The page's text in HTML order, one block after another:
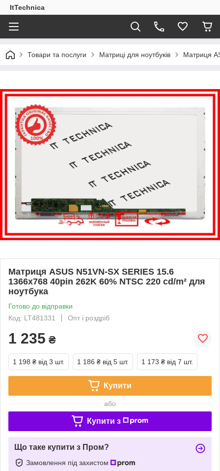
ItTechnica
Товари та послуги Матриці для ноутбуків Матриця
Матриця ASUS N51VN-SX SERIES 15.6
1366x768 40pin 262K 60% NTSC 220 cd/m² для
ноутбука
Готово до відправки
Код: LT481331
Опт і роздріб
1 235 ₴
1 198 ₴ від 3 шт. 1 186 ₴ від 5 шт. 1 173 ₴ від 7 шт.
Купити
або
Купити з
Що таке купити з Пром?
Замовлення під захистом